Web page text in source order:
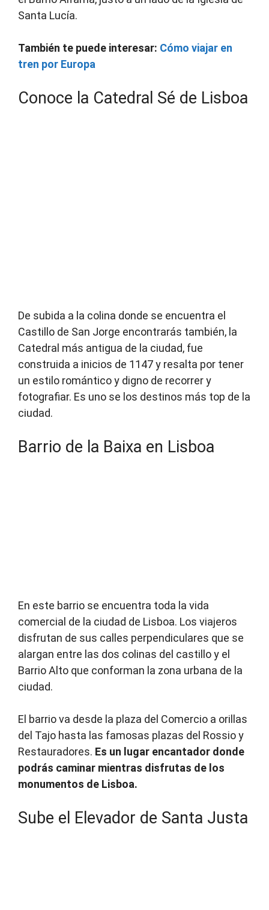
Santa Lucía.
También te puede interesar: Cómo viajar en
tren por Europa
Conoce la Catedral Sé de Lisboa
De subida a la colina donde se encuentra el
Castillo de San Jorge encontrarás también, la
Catedral más antigua de la ciudad, fue
construida a inicios de 1147 y resalta por tener
un estilo romántico y digno de recorrer y
fotografiar. Es uno se los destinos más top de la
ciudad.
Barrio de la Baixa en Lisboa
En este barrio se encuentra toda la vida
comercial de la ciudad de Lisboa. Los viajeros
disfrutan de sus calles perpendiculares que se
alargan entre las dos colinas del castillo y el
Barrio Alto que conforman la zona urbana de la
ciudad.
El barrio va desde la plaza del Comercio a orillas
del Tajo hasta las famosas plazas del Rossio y
Restauradores. Es un lugar encantador donde
podrás caminar mientras disfrutas de los
monumentos de Lisboa.
Sube el Elevador de Santa Justa